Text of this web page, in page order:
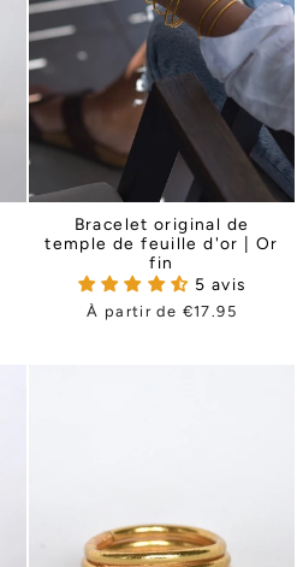
Bracelet original de
temple de feuille d'or | Or
fin
5 avis
À partir de €17.95